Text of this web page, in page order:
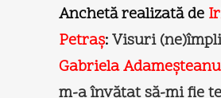
Anchetă realizată de
Petraș:Visuri
Gabriela Adameșteanu
m-a învăţat să-mi fie